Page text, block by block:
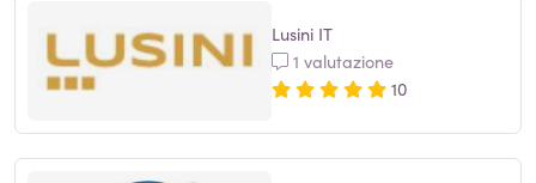
Lusini IT
1 valutazione
10